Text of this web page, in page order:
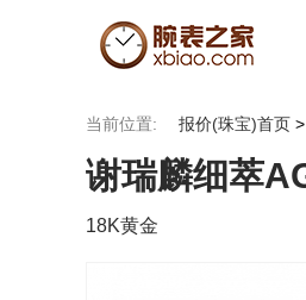
当前位置: 报价(珠宝)首页 >
谢瑞麟细萃
18K黄金